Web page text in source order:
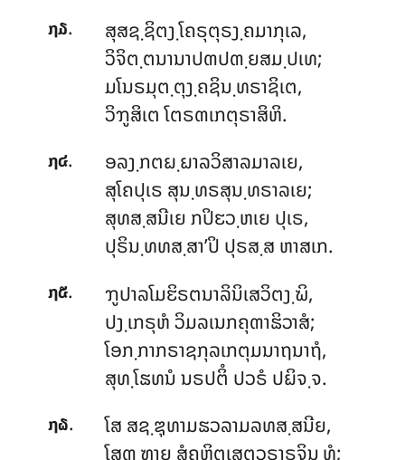
໗໓.
ສຸສຊ຺ຊິຕງ຺ໂຄຣຸຕຸຣງ຺ຄມາກຸເລ,
ວິຈິຕ຺ຕນານາປຓປຓ຺ຍສມ຺ປເທ;
ມໂນຣມຸຕ຺ຕຸງ຺ຄຊິນ຺ທຣາຊິເຕ,
ວິຠູສິເຕ ໂຕຣຓເກຕຸຣາສິຫິ.
໗໔.
ອລງ຺ກຕຏ຺ຏາລວິສາລມາລເຍ,
ສຸໂຄປຸເຣ ສຸນ຺ທຣສຸນ຺ທຣາລເຍ;
ສຸທສ຺ສນີເຍ ກປິຬວ຺ຫເຍ ປຸເຣ,
ປຸຣິນ຺ທທສ຺ສາ’ປິ ປຸຣສ຺ສ ຫາສເກ.
໗໕.
ຠູປາລໂມຬິຣຕນາລິນິເສວິຕງ຺ຆິ,
ປງ຺ເກຣຸຫໍ ວິມລເນກຄຸຓາຘິວາສໍ;
ໂອກ຺ກາກຣາຊກຸລເກຕຸມນາຖນາຖໍ,
ສຸທ຺ໂຘທນໍ ນຣປຕິໍ ປວຣໍ ປຏິຈ຺ຈ.
໗໖.
ໂສ ສຊ຺ຌຸທາມຘວລາມລທສ຺ສນີຍ,
ໂສຓ຺ຑາຍ ສໍຄຫິຕເສຕວຣາຣຈິນ຺ທໍ;